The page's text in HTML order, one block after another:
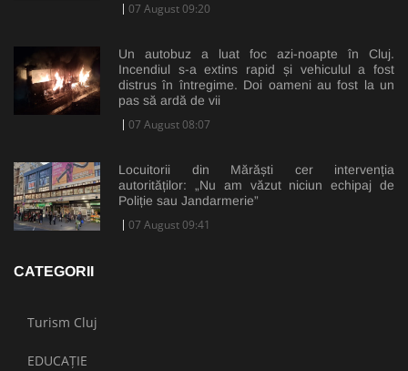
07 August 09:20
Un autobuz a luat foc azi-noapte în Cluj.
Incendiul s-a extins rapid și vehiculul a fost
distrus în întregime. Doi oameni au fost la un
pas să ardă de vii
07 August 08:07
Locuitorii din Mărăști cer intervenția
autorităților: „Nu am văzut niciun echipaj de
Poliție sau Jandarmerie”
07 August 09:41
CATEGORII
Turism Cluj
EDUCAȚIE